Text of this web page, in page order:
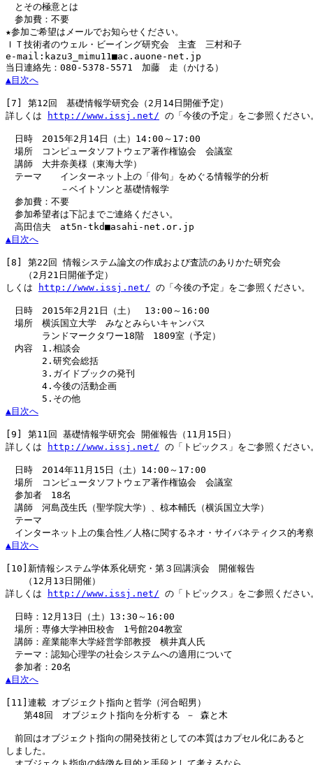
とその極意とは
参加費：不要
★参加ご希望はメールでお知らせください。
ＩＴ技術者のウェル・ビーイング研究会　主査　三村和子
e-mail:kazu3_mimu11■ac.auone-net.jp
▲目次へ
[7]
第12回　基礎情報学研究会（2月14日開催予定）
詳しくは
http://www.issj.net/ の「今後の予定」をご参照ください
日時　2015年2月14日（土）14:00～17:00
場所　コンピュータソフトウェア著作権協会　会議室
講師　大井奈美様（東海大学）
テーマ　　インターネット上の「俳句」をめぐる情報学的分析
－ベイトソンと基礎情報学
参加費：不要
参加希望者は下記までご連絡ください。
▲目次へ
[8]
第22回 情報システム論文の作成および査読のありかた研究会
（2月21日開催予定）
しくは
http://www.issj.net/ の「今後の予定」をご参照ください。
日時　2015年2月21日（土）　13:00～16:00
場所　横浜国立大学　みなとみらいキャンパス
ランドマークタワー18階　1809室（予定）
内容　1.相談会
2.研究会総括
3.ガイドブックの発刊
4.今後の活動企画
▲目次へ
[9]
第11回 基礎情報学研究会 開催報告（11月15日）
詳しくは
http://www.issj.net/ の「トピックス」をご参照ください
日時　2014年11月15日（土）14:00～17:00
場所　コンピュータソフトウェア著作権協会　会議室
参加者　18名
講師　河島茂生氏（聖学院大学）、椋本輔氏（横浜国立大学）
テーマ
▲目次へ
[10] 新情報システム学体系化研究・第３回講演会　開催報告
（12月13日開催）
詳しくは
http://www.issj.net/ の「トピックス」をご参照ください
日時：12月13日（土）13:30～16:00
場所：専修大学神田校舎　1号館204教室
講師：産業能率大学経営学部教授　横井真人氏
テーマ：認知心理学の社会システムへの適用について
▲目次へ
[11] 連載 オブジェクト指向と哲学（河合昭男）
第48回　オブジェクト指向を分析する － 森と木
前回はオブジェクト指向の開発技術としての本質はカプセル化にあると
しました。